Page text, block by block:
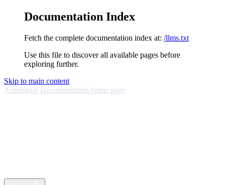
Documentation Index
Fetch the complete documentation index at: /llms.txt
Use this file to discover all available pages before
exploring further.
Skip to main content
AppSignal Documentation home page